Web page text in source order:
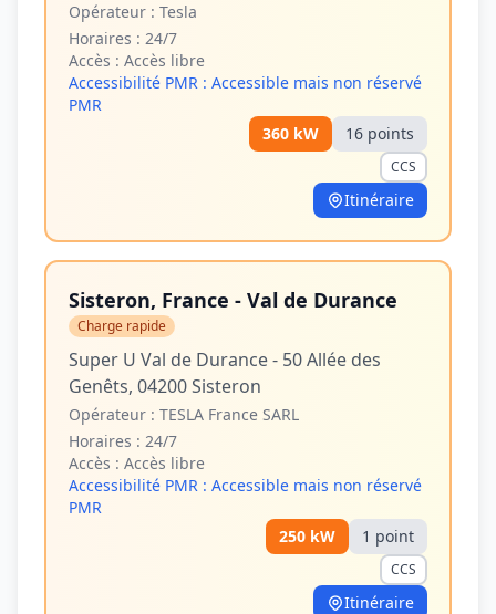
Opérateur : Tesla
Horaires : 24/7
Accès : Accès libre
Accessibilité PMR : Accessible mais non réservé
PMR
360 kW 16 points
CCS
Itinéraire
Sisteron, France - Val de Durance
Charge rapide
Super U Val de Durance - 50 Allée des
Genêts, 04200 Sisteron
Opérateur : TESLA France SARL
Horaires : 24/7
Accès : Accès libre
Accessibilité PMR : Accessible mais non réservé
PMR
250 kW 1 point
CCS
Itinéraire